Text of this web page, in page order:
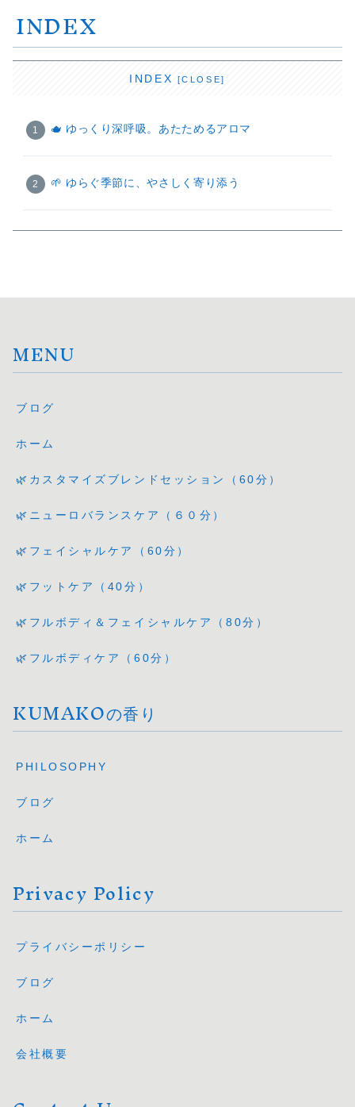
INDEX
INDEX
🫖 ゆっくり深呼吸。あたためるアロマ
🌱 ゆらぐ季節に、やさしく寄り添う
MENU
ブログ
ホーム
🌿カスタマイズブレンドセッション（60分）
🌿ニューロバランスケア（６０分）
🌿フェイシャルケア（60分）
🌿フットケア（40分）
🌿フルボディ＆フェイシャルケア（80分）
🌿フルボディケア（60分）
KUMAKOの香り
PHILOSOPHY
ブログ
ホーム
Privacy Policy
プライバシーポリシー
ブログ
ホーム
会社概要